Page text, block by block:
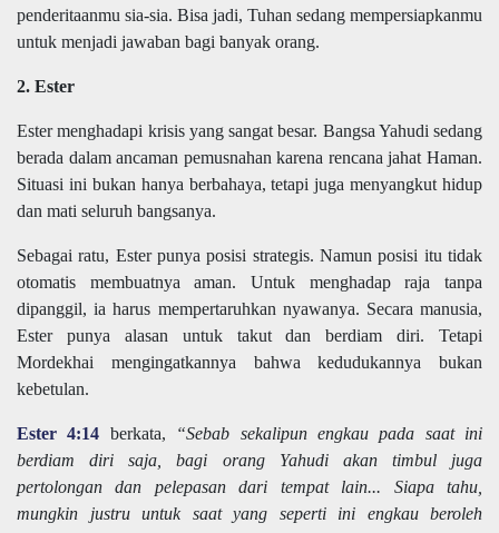
penderitaanmu sia-sia. Bisa jadi, Tuhan sedang mempersiapkanmu
untuk menjadi jawaban bagi banyak orang.
2. Ester
Ester menghadapi krisis yang sangat besar. Bangsa Yahudi sedang
berada dalam ancaman pemusnahan karena rencana jahat Haman.
Situasi ini bukan hanya berbahaya, tetapi juga menyangkut hidup
dan mati seluruh bangsanya.
Sebagai ratu, Ester punya posisi strategis. Namun posisi itu tidak
otomatis membuatnya aman. Untuk menghadap raja tanpa
dipanggil, ia harus mempertaruhkan nyawanya. Secara manusia,
Ester punya alasan untuk takut dan berdiam diri. Tetapi
Mordekhai mengingatkannya bahwa kedudukannya bukan
kebetulan.
Ester 4:14 berkata,
“Sebab sekalipun engkau pada saat ini
berdiam diri saja, bagi orang Yahudi akan timbul juga
pertolongan dan pelepasan dari tempat lain... Siapa tahu,
mungkin justru untuk saat yang seperti ini engkau beroleh